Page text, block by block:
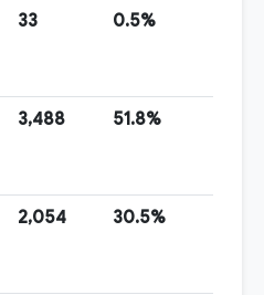
33 0.5%
3,488 51.8%
2,054 30.5%